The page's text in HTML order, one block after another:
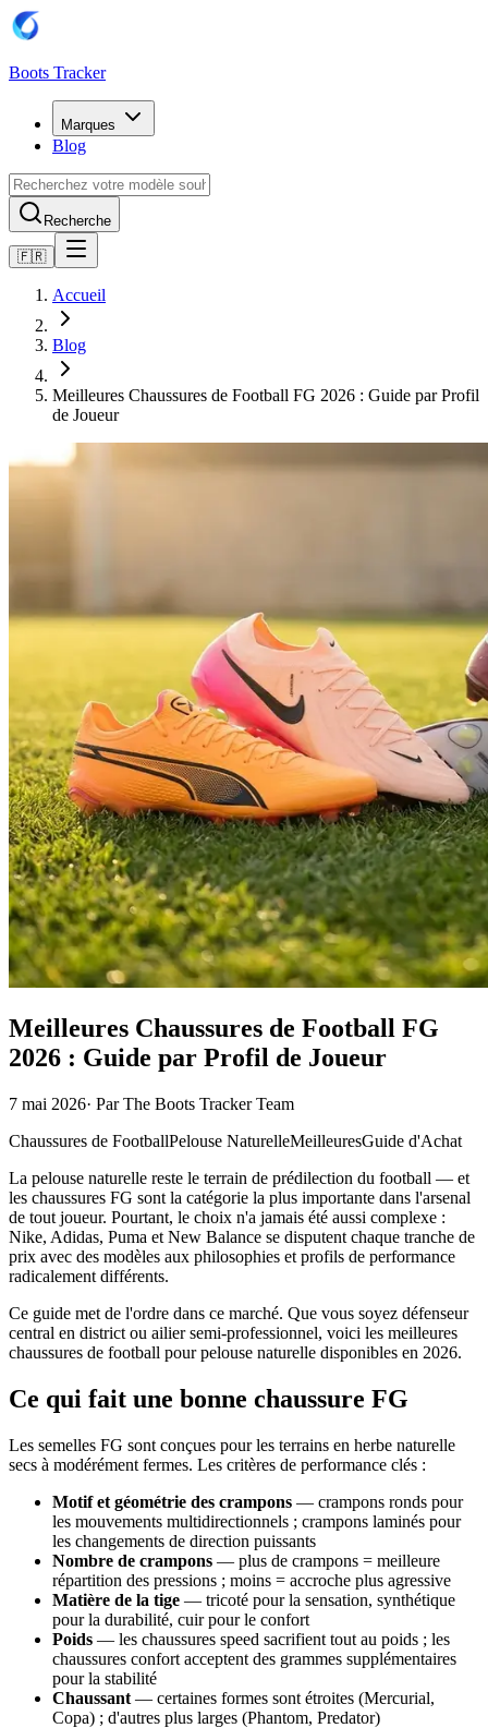
Boots Tracker
Marques
Blog
Recherche
🇫🇷
Accueil
Blog
Meilleures Chaussures de Football FG 2026 : Guide par Profil
de Joueur
Meilleures Chaussures de Football FG
2026 : Guide par Profil de Joueur
7 mai 2026· Par The Boots Tracker Team
Chaussures de FootballPelouse NaturelleMeilleuresGuide d'Achat
La pelouse naturelle reste le terrain de prédilection du football — et
les chaussures FG sont la catégorie la plus importante dans l'arsenal
de tout joueur. Pourtant, le choix n'a jamais été aussi complexe :
Nike, Adidas, Puma et New Balance se disputent chaque tranche de
prix avec des modèles aux philosophies et profils de performance
radicalement différents.
Ce guide met de l'ordre dans ce marché. Que vous soyez défenseur
central en district ou ailier semi-professionnel, voici les meilleures
chaussures de football pour pelouse naturelle disponibles en 2026.
Ce qui fait une bonne chaussure FG
Les semelles FG sont conçues pour les terrains en herbe naturelle
secs à modérément fermes. Les critères de performance clés :
Motif et géométrie des crampons — crampons ronds pour
les mouvements multidirectionnels ; crampons laminés pour
les changements de direction puissants
Nombre de crampons — plus de crampons = meilleure
répartition des pressions ; moins = accroche plus agressive
Matière de la tige — tricoté pour la sensation, synthétique
pour la durabilité, cuir pour le confort
Poids — les chaussures speed sacrifient tout au poids ; les
chaussures confort acceptent des grammes supplémentaires
pour la stabilité
Chaussant — certaines formes sont étroites (Mercurial,
Copa) ; d'autres plus larges (Phantom, Predator)